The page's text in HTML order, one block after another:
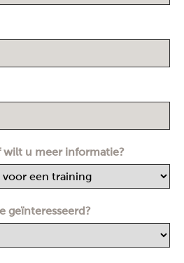
u meer informatie?
geïnteresseerd?